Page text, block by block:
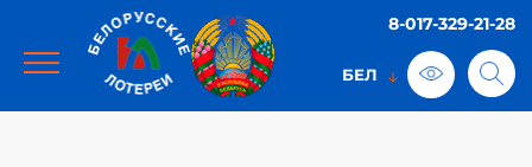
8-017-329-21-28